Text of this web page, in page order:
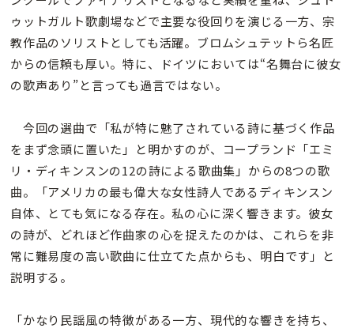
ゥットガルト歌劇場などで主要な役回りを演じる一方、宗
教作品のソリストとしても活躍。ブロムシュテットら名匠
からの信頼も厚い。特に、ドイツにおいては“名舞台に彼女
の歌声あり”と言っても過言ではない。
今回の選曲で「私が特に魅了されている詩に基づく作品
をまず念頭に置いた」と明かすのが、コープランド「エミ
リ・ディキンスンの12の詩による歌曲集」からの8つの歌
曲。「アメリカの最も偉大な女性詩人であるディキンスン
自体、とても気になる存在。私の心に深く響きます。彼女
の詩が、どれほど作曲家の心を捉えたのかは、これらを非
常に難易度の高い歌曲に仕立てた点からも、明白です」と
説明する。
「かなり民謡風の特徴がある一方、現代的な響きを持ち、